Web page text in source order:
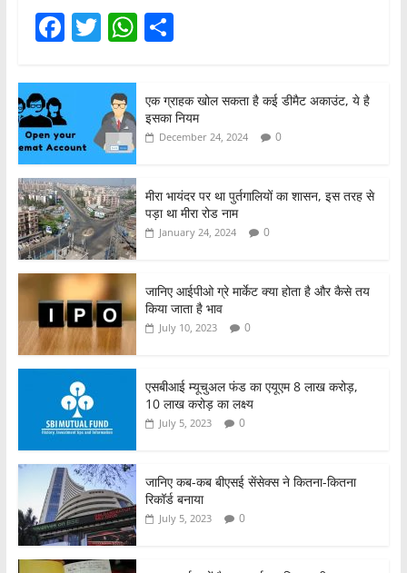
F
c
e
b
o
o
k
T
itt
er
W
s
A
p
S
e
एक ग्राहक खोल सकता है कई डीमैट अकाउंट, ये है
इसका नियम
December 24, 2024 0
मीरा भायंदर पर था पुर्तगालियों का शासन, इस तरह से
पड़ा था मीरा रोड नाम
January 24, 2024 0
जानिए आईपीओ ग्रे मार्केट क्या होता है और कैसे तय
किया जाता है भाव
July 10, 2023 0
एसबीआई म्यूचुअल फंड का एयूएम 8 लाख करोड़,
10 लाख करोड़ का लक्ष्य
July 5, 2023 0
जानिए कब-कब बीएसई सेंसेक्स ने कितना-कितना
रिकॉर्ड बनाया
July 5, 2023 0